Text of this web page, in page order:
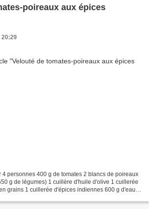
poireaux aux épices
20:29
4 personnes 400 g de tomates 2 blancs de poireaux
g de légumes) 1 cuillère d'huile d'olive 1 cuillerée
grains 1 cuillerée d'épices indiennes 600 g d'eau